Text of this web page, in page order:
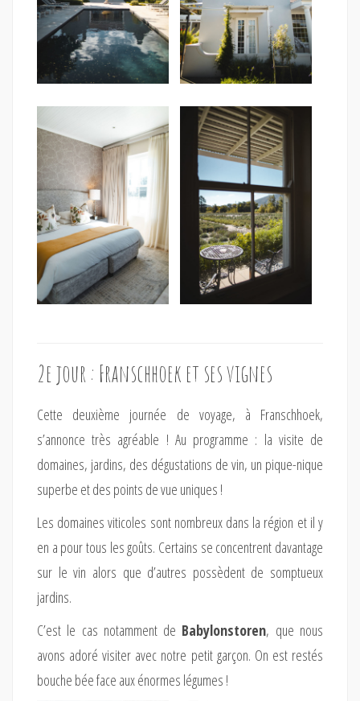
2e jour : Franschhoek et ses vignes
Cette deuxième journée de voyage, à Franschhoek,
s’annonce très agréable ! Au programme : la visite de
domaines, jardins, des dégustations de vin, un pique-nique
superbe et des points de vue uniques !
Les domaines viticoles sont nombreux dans la région et il y
en a pour tous les goûts. Certains se concentrent davantage
sur le vin alors que d’autres possèdent de somptueux
jardins.
C’est le cas notamment de Babylonstoren, que nous
avons adoré visiter avec notre petit garçon. On est restés
bouche bée face aux énormes légumes !